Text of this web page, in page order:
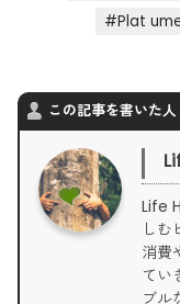
Plat
この記事を書いた人
Life
しむ
消費
てい
ブル